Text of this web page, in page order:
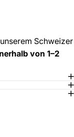
Schweizer
von 1–2